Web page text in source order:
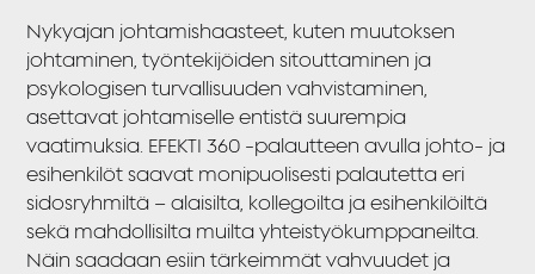
Nykyajan johtamishaasteet, kuten muutoksen
johtaminen, työntekijöiden sitouttaminen ja
psykologisen turvallisuuden vahvistaminen,
asettavat johtamiselle entistä suurempia
vaatimuksia. EFEKTI 360 -palautteen avulla johto- ja
esihenkilöt saavat monipuolisesti palautetta eri
sidosryhmiltä – alaisilta, kollegoilta ja esihenkilöiltä
sekä mahdollisilta muilta yhteistyökumppaneilta.
Näin saadaan esiin tärkeimmät vahvuudet ja